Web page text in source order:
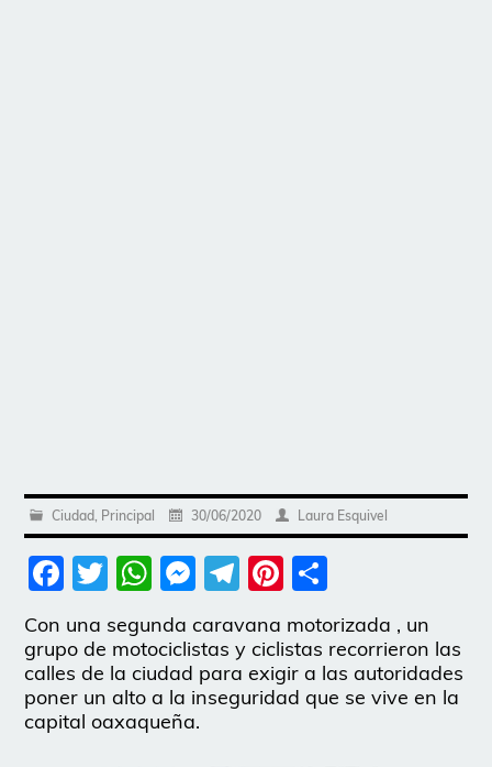
Ciudad, Principal 30/06/2020 Laura Esquivel
Facebook
Twitter
WhatsApp
Messenger
Telegram
Pinterest
Con una segunda caravana motorizada , un
grupo de motociclistas y ciclistas recorrieron las
calles de la ciudad para exigir a las autoridades
poner un alto a la inseguridad que se vive en la
capital oaxaqueña.